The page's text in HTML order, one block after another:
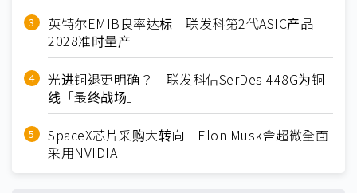
英特尔EMIB良率达标 联发科第2代ASIC产品
2028准时量产
光进铜退更明确？ 联发科估SerDes 448G为铜
线「最终战场」
SpaceX芯片采购大转向 Elon Musk舍超微全面
采用NVIDIA